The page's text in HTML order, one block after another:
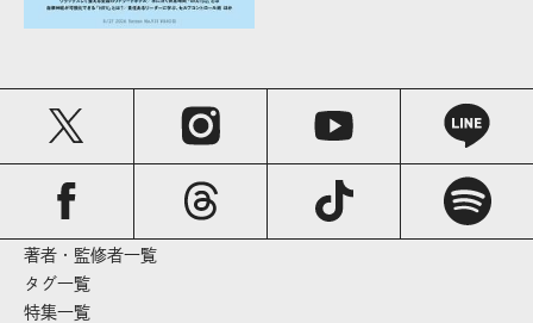
著者・監修者一覧
タグ一覧
特集一覧